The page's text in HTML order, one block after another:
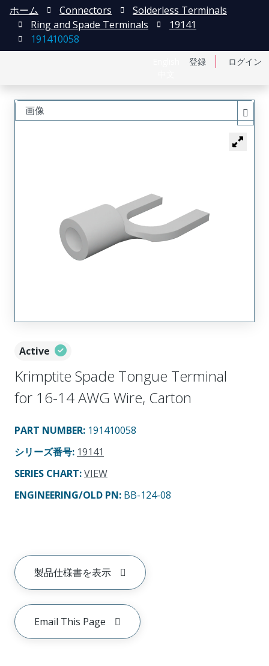
登録 ログイン
ホーム Connectors
Solderless Terminals
Ring and Spade Terminals
19141
191410058
Active
Krimptite Spade Tongue Terminal
for 16-14 AWG Wire, Carton
PART NUMBER: 191410058
シリーズ番号: 19141
SERIES CHART:VIEW
ENGINEERING/OLD PN: BB-124-08
製品仕様書を表示
Email This Page
画像